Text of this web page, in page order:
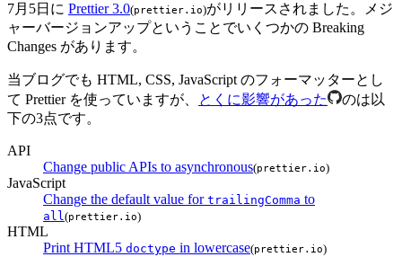
7月5日に Prettier 3.0(prettier.io)がリリースされました。メジ
ャーバージョンアップということでいくつかの Breaking
Changes があります。
当ブログでも HTML, CSS, JavaScript のフォーマッターとし
て Prettier を使っていますが、
とくに影響があった
のは以
下の3点です。
API
Change public APIs to asynchronous(prettier.io)
JavaScript
Change the default value for trailingComma to
all(prettier.io)
HTML
Print HTML5 doctype in lowercase(prettier.io)